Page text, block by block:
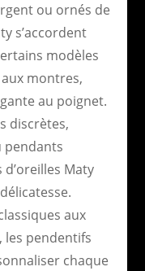
ou ornés de
s’accordent
modèles
montres,
au poignet.
discrètes,
pendants
Maty
aux
les pendentifs
chaque